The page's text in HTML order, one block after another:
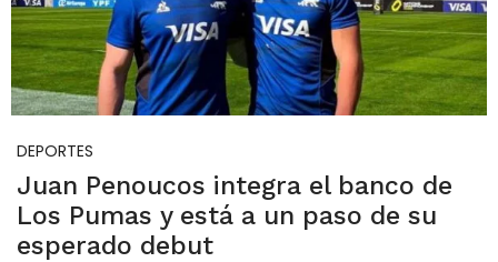
DEPORTES
Juan Penoucos integra el banco de
Los Pumas y está a un paso de su
esperado debut